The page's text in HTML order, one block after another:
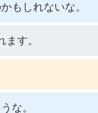
もしれないな。
す。
な。